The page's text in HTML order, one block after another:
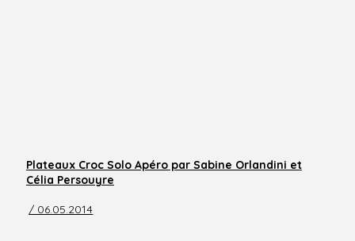
Plateaux Croc Solo Apéro par Sabine Orlandini et
Célia Persouyre
/ 06.05.2014